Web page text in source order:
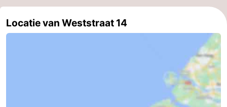
Zeeland
Locatie van Weststraat 14